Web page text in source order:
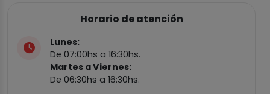
Horario de atención
Lunes:
De 07:00hs a 16:30hs.
Martes a Viernes:
De 06:30hs a 16:30hs.